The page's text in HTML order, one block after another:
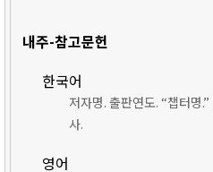
내주-참고문헌
한국어
저자명. 출판연도. “챕터명.”
사.
영어